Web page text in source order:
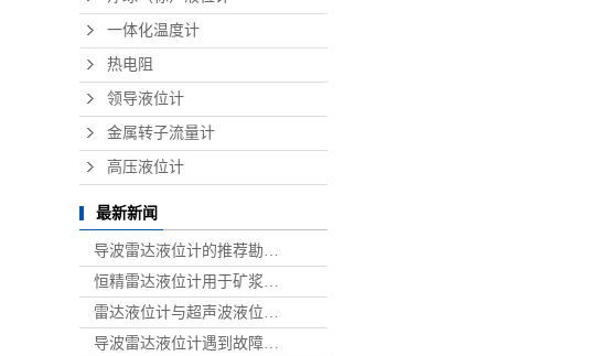
一体化温度计
热电阻
领导液位计
金属转子流量计
高压液位计
最新新闻
导波雷达液位计的推荐勘…
恒精雷达液位计用于矿浆…
雷达液位计与超声波液位…
导波雷达液位计遇到故障…